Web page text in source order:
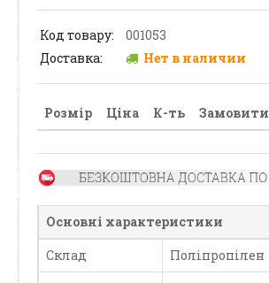
Код товару:
001053
Доставка:
Нет в наличии
Розмір Ціна К-ть Замовити
Основні характеристики
Склад
Поліпропілен